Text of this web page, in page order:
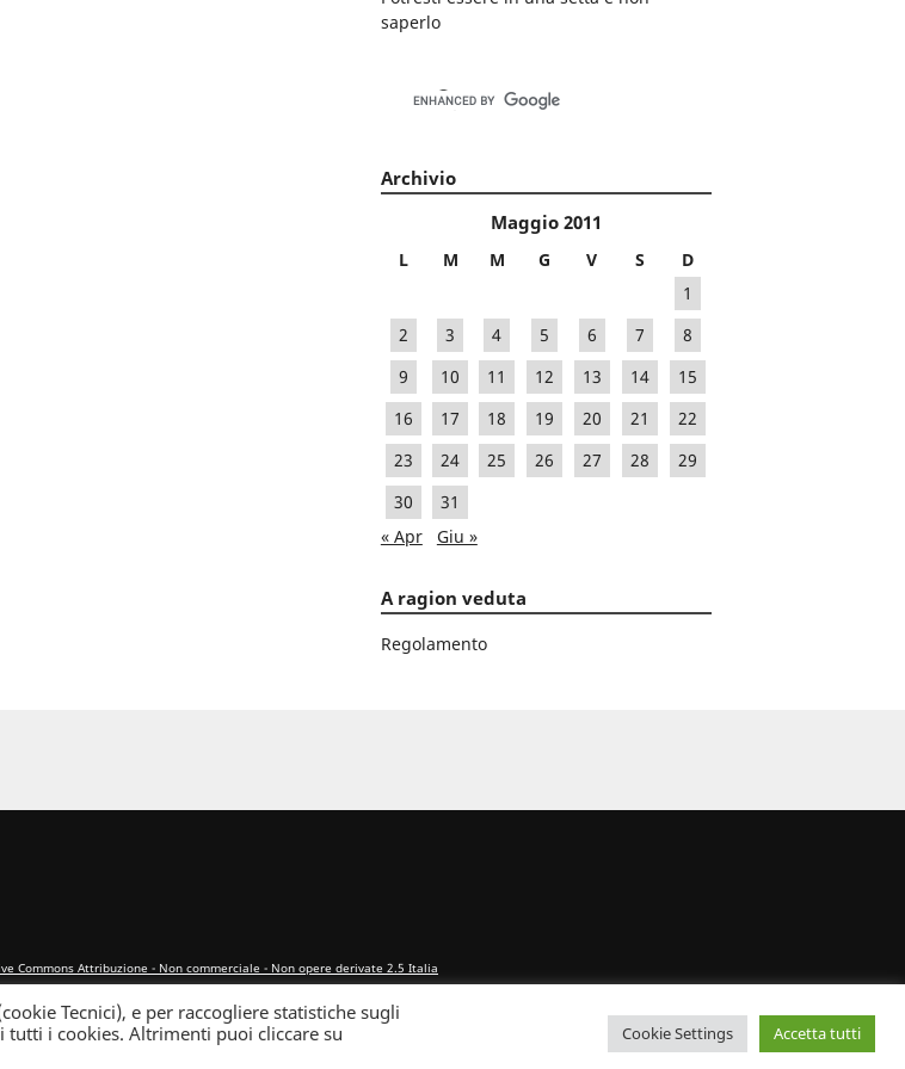
saperlo
Archivio
Maggio 2011
L M M G V S
D
1
2
3 4 5 6 7
8
9
10 11 12 13 14
15
16
17 18 19 20 21
22
23
24 25 26 27 28
29
30
31
« Apr
Giu »
A ragion veduta
Regolamento
Commons Attribuzione - Non commerciale - Non opere derivate 2.5 Italia
Tecnici), e per raccogliere statistiche sugli
tutti i cookies. Altrimenti puoi cliccare su
Cookie Settings Accetta tutti